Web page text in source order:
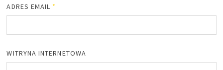
ADRES EMAIL *
WITRYNA INTERNETOWA